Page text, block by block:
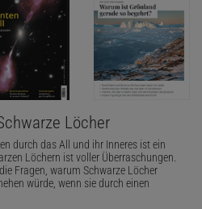
Löcher
durch das All und ihr Inneres ist ein
Löchern ist voller Überraschungen.
Fragen, warum Schwarze Löcher
würde, wenn sie durch einen